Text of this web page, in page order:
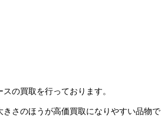
の買取を行っております。
さのほうが高価買取になりやすい品物で